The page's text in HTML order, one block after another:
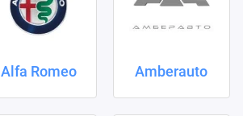
Alfa Romeo Amberauto